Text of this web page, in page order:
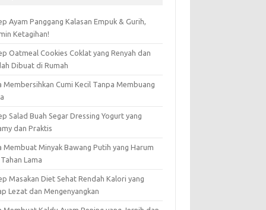
Ayam Panggang Kalasan Empuk & Gurih,
Ketagihan!
Oatmeal Cookies Coklat yang Renyah dan
Dibuat di Rumah
Membersihkan Cumi Kecil Tanpa Membuang
Salad Buah Segar Dressing Yogurt yang
dan Praktis
Membuat Minyak Bawang Putih yang Harum
Lama
Masakan Diet Sehat Rendah Kalori yang
Lezat dan Mengenyangkan